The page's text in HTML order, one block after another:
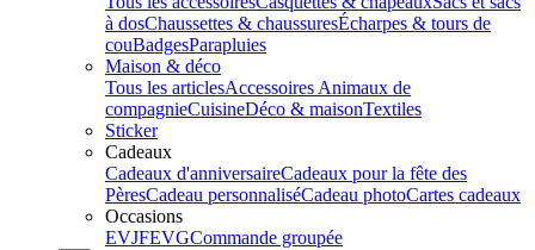
à dosChaussettes & chaussuresÉcharpes & tours de
couBadgesParapluies
Maison & déco
Tous les articlesAccessoires Animaux de
compagnieCuisineDéco & maisonTextiles
Sticker
Cadeaux
Cadeaux d'anniversaireCadeaux pour la fête des
PèresCadeau personnaliséCadeau photoCartes cadeaux
Occasions
EVJFEVGCommande groupée